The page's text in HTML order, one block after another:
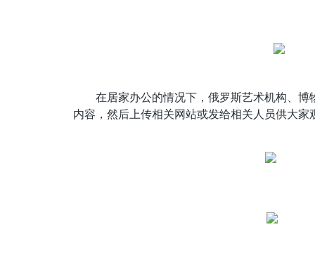
在居家办公的情况下，俄罗斯艺术机构、
内容，然后上传相关网站或发给相关人员供大家